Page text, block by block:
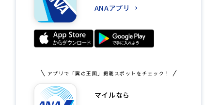
ANAアプリ
アプリで「翼の王国」掲載スポットをチェック！
マイルなら